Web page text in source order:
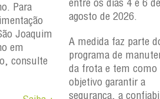
Para
Joaquim
em
consulte
entre os dias 4 e 6 de
agosto de 2026.
A medida faz parte
programa de
da frota e tem como
objetivo garantir a
segurança, a